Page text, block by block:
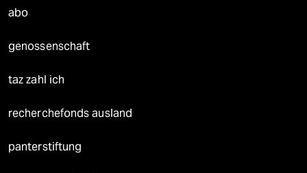
abo
genossenschaft
taz zahl ich
recherchefonds ausland
panterstiftung